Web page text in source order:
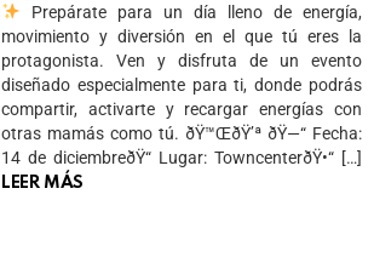
Prepárate para un día lleno de energía,
movimiento y diversión en el que tú eres la
protagonista. Ven y disfruta de un evento
diseñado especialmente para ti, donde podrás
compartir, activarte y recargar energías con
otras mamás como tú. ðŸ™ŒðŸ’ª ðŸ—“ Fecha:
14 de diciembreðŸ“ Lugar: TowncenterðŸ•“ […]
LEER MÁS